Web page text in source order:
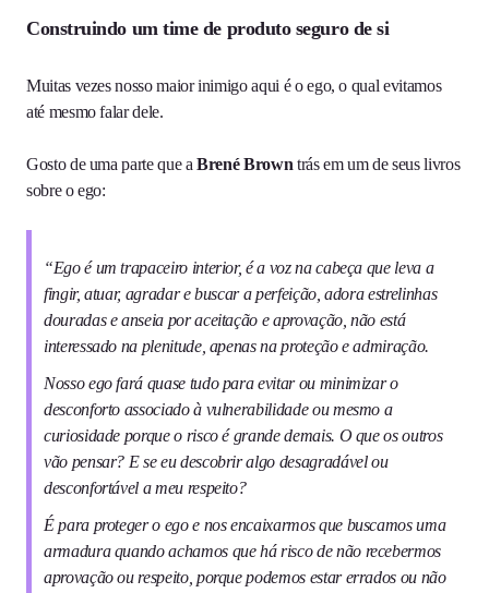
Construindo um time de produto seguro de si
Muitas vezes nosso maior inimigo aqui é o ego, o qual evitamos
até mesmo falar dele.
Gosto de uma parte que aBrené Brown trás em um de seus livros
sobre o ego:
“Ego é um trapaceiro interior, é a voz na cabeça que leva a
fingir, atuar, agradar e buscar a perfeição, adora estrelinhas
douradas e anseia por aceitação e aprovação, não está
interessado na plenitude, apenas na proteção e admiração.
Nosso ego fará quase tudo para evitar ou minimizar o
desconforto associado à vulnerabilidade ou mesmo a
curiosidade porque o risco é grande demais. O que os outros
vão pensar? E se eu descobrir algo desagradável ou
desconfortável a meu respeito?
É para proteger o ego e nos encaixarmos que buscamos uma
armadura quando achamos que há risco de não recebermos
aprovação ou respeito, porque podemos estar errados ou não